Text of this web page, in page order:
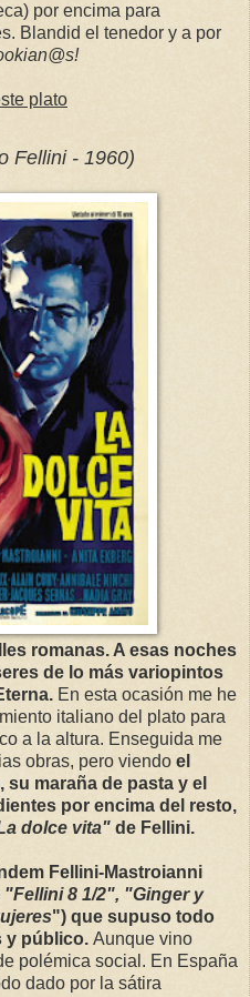
por encima para
Blandid el tenedor y a por
plato
Fellini - 1960)
romanas. A esas noches
de lo más variopintos
En esta ocasión me he
italiano del plato para
a la altura. Enseguida me
obras, pero viendo el
maraña de pasta y el
por encima del resto,
dolce vita" de Fellini.
Fellini-Mastroianni
"Fellini 8 1/2", "Ginger y
") que supuso todo
y público. Aunque vino
polémica social. En España
dado por la sátira